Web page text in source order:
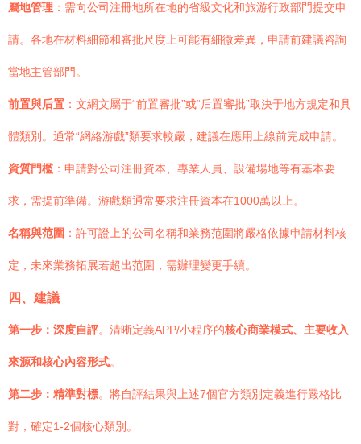
屬地管理 ：需向公司注冊地所在地的省級文化和旅游行政部門提交申
請。各地在材料細節和審批尺度上可能有細微差異，申請前建議咨詢
當地主管部門。
前置與后置 ：文網文屬于“前置審批”或“后置審批”取決于地方規定和具
體類別。通常“網絡游戲”類要求較嚴，建議在應用上線前完成申請。
資質門檻 ：申請對公司注冊資本、專業人員、設備場地等有基本要
求，需提前準備。游戲類通常要求注冊資本在1000萬以上。
名稱與范圍 ：許可證上的公司名稱和業務范圍將嚴格依據申請材料核
定，未來業務拓展若超出范圍，需辦理變更手續。
四、建議
第一步：深度自評。清晰定義APP/小程序的核心商業模式、主要收入
來源和核心內容形式。
第二步：精準對標。將自評結果與上述7個官方類別定義進行嚴格比
對，確定1-2個核心類別。